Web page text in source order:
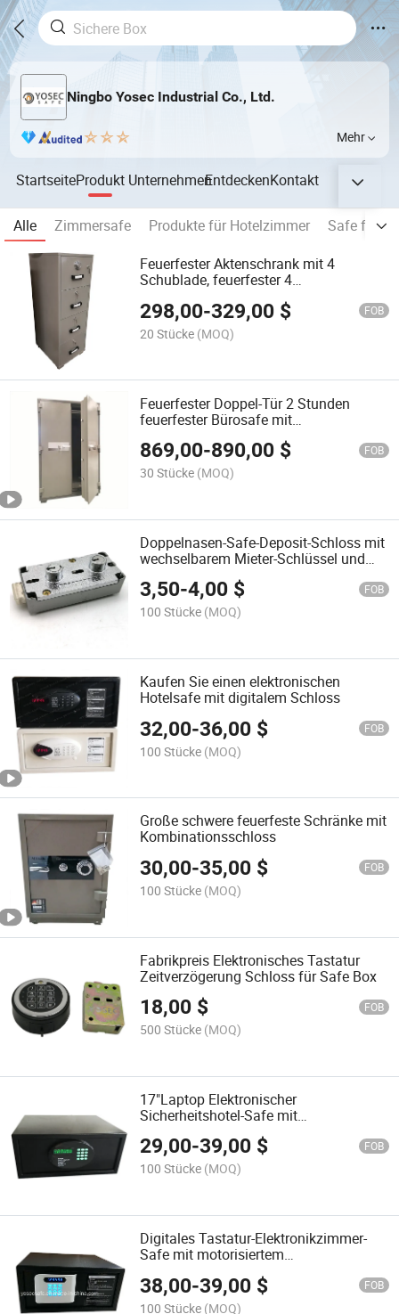
Ningbo Yosec Industrial Co., Ltd.
Mehr
StartseiteProdukt UnternehmenEntdeckenKontakt
Alle Zimmersafe Produkte für Hotelzimmer
Safe für
Feuerfester Aktenschrank mit 4
Schublade, feuerfester 4
Schublade Dokumentensafe,
feuerfester Safe-Schrank, feuerfester
Datensafe
298,00-329,00 $ FOB
20 Stücke (MOQ)
Feuerfester Doppel-Tür 2 Stunden
feuerfester Bürosafe mit
mechanischem Schloss
869,00-890,00 $ FOB
30 Stücke (MOQ)
Doppelnasen-Safe-Deposit-Schloss mit
wechselbarem Mieter-Schlüssel und
3,50-4,00 $ FOB
100 Stücke (MOQ)
Kaufen Sie einen elektronischen
Hotelsafe mit digitalem Schloss
32,00-36,00 $ FOB
100 Stücke (MOQ)
Große schwere feuerfeste Schränke mit
Kombinationsschloss
30,00-35,00 $ FOB
100 Stücke (MOQ)
Fabrikpreis Elektronisches Tastatur
Zeitverzögerung Schloss für Safe Box
18,00 $ FOB
500 Stücke (MOQ)
17"Laptop Elektronischer
Sicherheitshotel-Safe mit
elektronischem motorisiertem Schloss
Öffnungsprotokollen können gelesen
werden
29,00-39,00 $ FOB
100 Stücke (MOQ)
Digitales Tastatur-Elektronikzimmer-
Safe mit motorisiertem
38,00-39,00 $ FOB
100 Stücke (MOQ)